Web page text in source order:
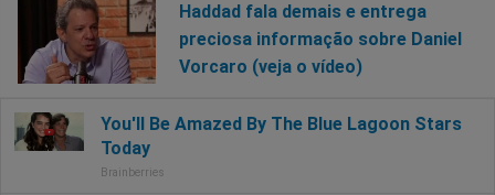
Haddad fala demais e entrega
preciosa informação sobre Daniel
Vorcaro (veja o vídeo)